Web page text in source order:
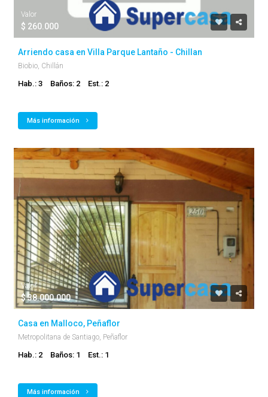
Valor
$ 260.000
Arriendo casa en Villa Parque Lantaño - Chillan
Biobio, Chillán
Hab.: 3 Baños: 2 Est.: 2
Más información
Valor
$ 38.000.000
Casa en Malloco, Peñaflor
Metropolitana de Santiago, Peñaflor
Hab.: 2 Baños: 1 Est.: 1
Más información